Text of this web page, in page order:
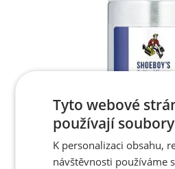
Tyto webové
používají
K personalizaci obsahu,
návštěvnosti používáme